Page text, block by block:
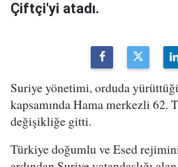
Çiftçi'yi atadı.
Suriye yönetimi, orduda
kapsamında Hama merkezli 62.
değişikliğe gitti.
Türkiye doğumlu ve Esed